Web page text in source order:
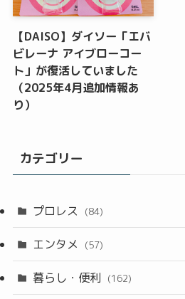
【DAISO】ダイソー「エバ
ビレーナ アイブローコー
ト」が復活していました
（2025年4月追加情報あ
り）
カテゴリー
プロレス (84)
エンタメ (57)
暮らし・便利 (162)